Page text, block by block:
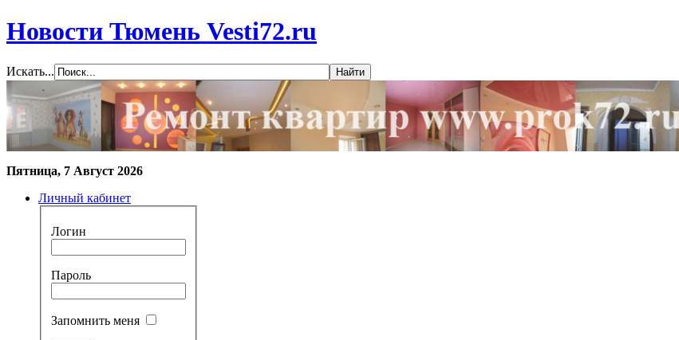
Новости Тюмень Vesti72.ru
Искать...
Пятница, 7 Август 2026
Личный кабинет
Логин
Пароль
Запомнить меня